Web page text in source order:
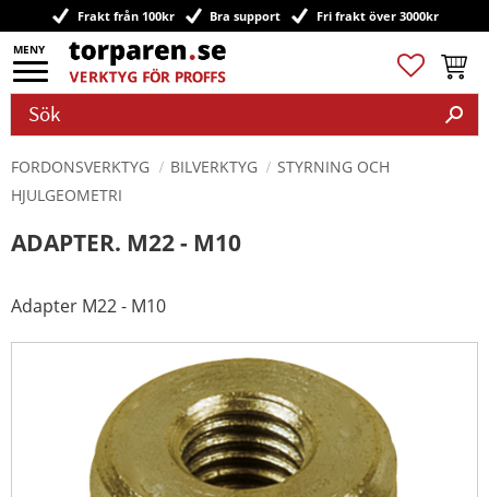
Meny
Frakt från 100kr Bra support Fri frakt över 3000kr
Favoriter
FORDONSVERKTYG BILVERKTYG
STYRNING OCH
HJULGEOMETRI
ADAPTER. M22 - M10
Adapter M22 - M10